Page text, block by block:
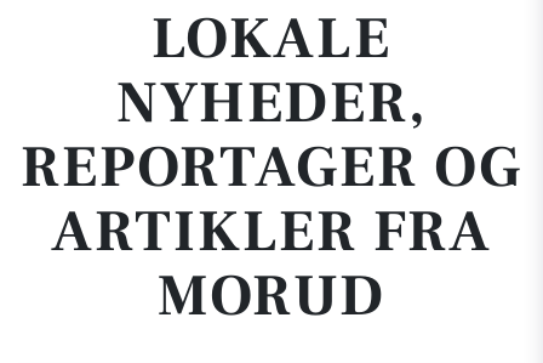
LOKALE
NYHEDER,
REPORTAGER OG
ARTIKLER FRA
MORUD